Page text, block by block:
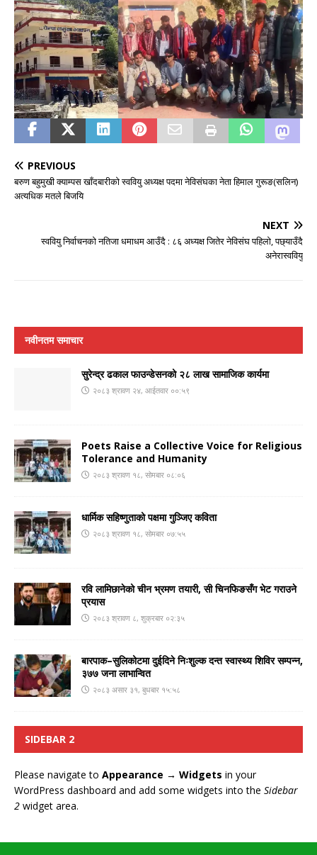
PREVIOUS
बरुण बहुमुखी क्याम्पस खाँदबारीकाे स्ववियु अध्यक्ष पदमा नेविसंघका नेता हिमाल गुरूङ(सलिन)
अत्यधिक मतले बिजयि
NEXT
स्ववियु निर्वाचनको नतिजा धमाधम आउँदै : ८६ अध्यक्ष जितेर नेविसंघ पहिलो, पछ्याउँदै
अनेरास्ववियु
नवीनतम समाचार
सुरेन्द्र ढकाल फाउन्डेसनको २८ लाख सामाजिक कार्यमा
२०८३ श्रावण २४, आईतवार ००:५९
Poets Raise a Collective Voice for Religious
Tolerance and Humanity
२०८३ श्रावण १८, सोमबार ०८:०६
धार्मिक सहिष्णुताको पक्षमा गुञ्जिए कविता
२०८३ श्रावण १८, सोमबार ०७:५५
रवि लामिछानेको चीन भ्रमण तयारी, सी चिनफिङसँग भेट गराउने
प्रयास
२०८३ श्रावण ८, शुक्रबार ०२:३५
बारपाक–सुलिकोटमा दुईदिने निःशुल्क दन्त स्वास्थ्य शिविर सम्पन्न,
३७७ जना लाभान्वित
२०८३ असार ३१, बुधबार १५:५८
SIDEBAR 2
Please navigate to Appearance → Widgets in your
WordPress dashboard and add some widgets into the Sidebar
2 widget area.